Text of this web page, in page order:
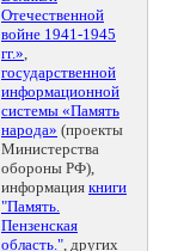
Отечественной
войне 1941-1945
гг.»,
государственной
информационной
системы «Память
народа» (проекты
Министерства
обороны РФ),
информация книги
"Память.
Пензенская
область.", других